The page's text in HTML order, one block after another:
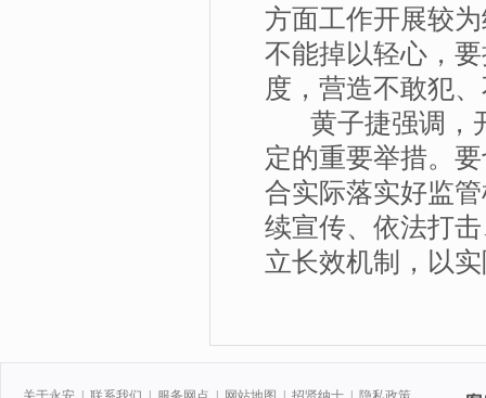
方面工作开展较
不能掉以轻心，
度，营造不敢犯
黄子捷强调，
定的重要举措。
合实际落实好监
续宣传、依法打
立长效机制，以